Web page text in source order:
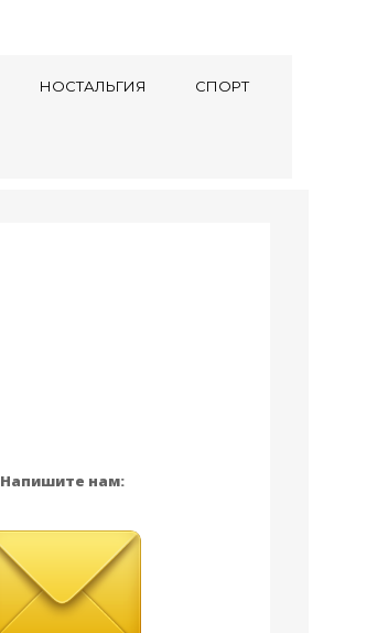
НОСТАЛЬГИЯ СПОРТ
Напишите нам: